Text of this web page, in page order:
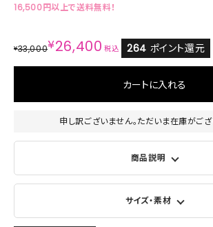
16,500円以上で送料無料！
¥33,000¥26,400 税込 264 ポイント還元
カートに入れる
申し訳ございません。ただいま在庫がござ
商品説明
サイズ・素材